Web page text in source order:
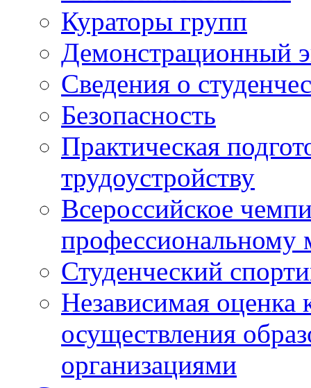
Кураторы групп
Демонстрационный
Сведения о
Безопасность
Практическая
трудоустройству
Всероссийское
профессиональному
Студенческий
Независимая оценка
осуществления
организациями